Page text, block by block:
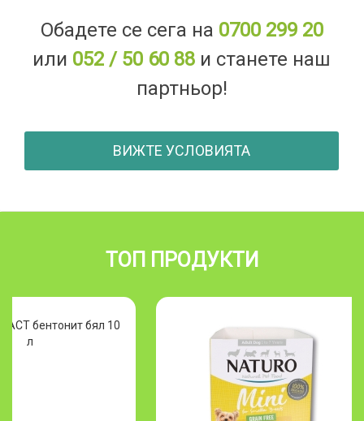
Обадете се сега на 0700 299 20
или 052 / 50 60 88 и станете наш
партньор!
ВИЖТЕ УСЛОВИЯТА
ТОП ПРОДУКТИ